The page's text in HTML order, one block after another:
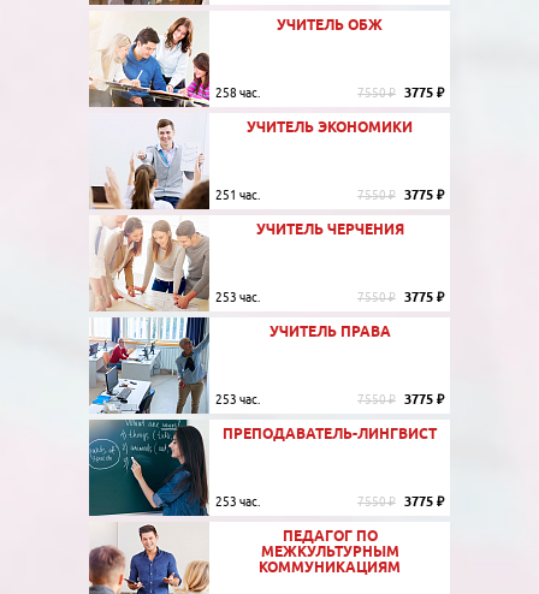
УЧИТЕЛЬ ОБЖ
258 час. 7550 ₽ 3775 ₽
УЧИТЕЛЬ ЭКОНОМИКИ
251 час. 7550 ₽ 3775 ₽
УЧИТЕЛЬ ЧЕРЧЕНИЯ
253 час. 7550 ₽ 3775 ₽
УЧИТЕЛЬ ПРАВА
253 час. 7550 ₽ 3775 ₽
ПРЕПОДАВАТЕЛЬ-ЛИНГВИСТ
253 час. 7550 ₽ 3775 ₽
ПЕДАГОГ ПО
МЕЖКУЛЬТУРНЫМ
КОММУНИКАЦИЯМ